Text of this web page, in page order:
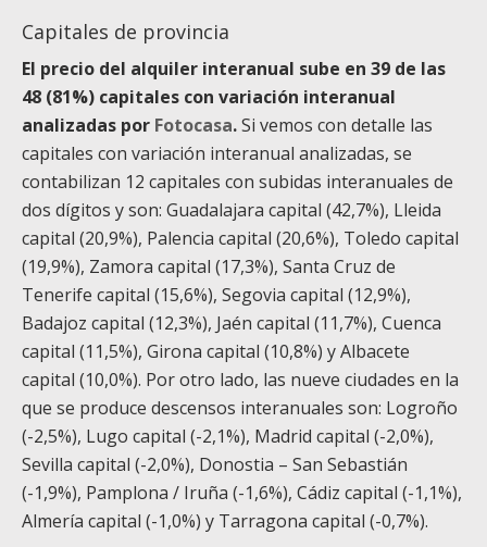
Capitales de provincia
El precio del alquiler interanual sube en 39 de las
48 (81%) capitales con variación interanual
analizadas por Fotocasa.Si vemos con detalle las
capitales con variación interanual analizadas, se
contabilizan 12 capitales con subidas interanuales de
dos dígitos y son: Guadalajara capital (42,7%), Lleida
capital (20,9%), Palencia capital (20,6%), Toledo capital
(19,9%), Zamora capital (17,3%), Santa Cruz de
Tenerife capital (15,6%), Segovia capital (12,9%),
Badajoz capital (12,3%), Jaén capital (11,7%), Cuenca
capital (11,5%), Girona capital (10,8%) y Albacete
capital (10,0%). Por otro lado, las nueve ciudades en la
que se produce descensos interanuales son: Logroño
(-2,5%), Lugo capital (-2,1%), Madrid capital (-2,0%),
Sevilla capital (-2,0%), Donostia – San Sebastián
(-1,9%), Pamplona / Iruña (-1,6%), Cádiz capital (-1,1%),
Almería capital (-1,0%) y Tarragona capital (-0,7%).